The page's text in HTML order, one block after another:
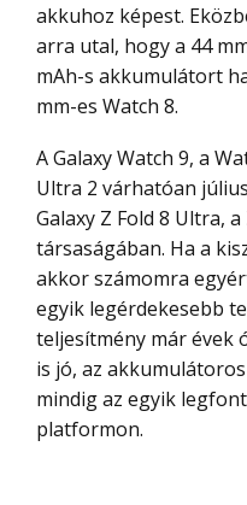
akkuhoz képest.
arra utal, hogy a 44
mAh-s akkumulátort
mm-es Watch 8.
A Galaxy Watch 9, a Watch 9 Classic és a Watch
Ultra 2 várhatóan
Galaxy Z Fold 8 Ultra, a
társaságában. Ha a
akkor számomra
egyik legérdekesebb
teljesítmény már évek
is jó, az
mindig az egyik
platformon.